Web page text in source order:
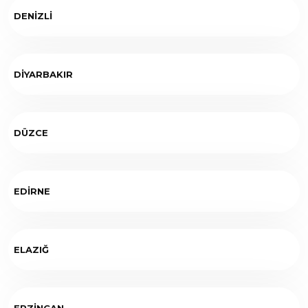
DENİZLİ
DİYARBAKIR
DÜZCE
EDİRNE
ELAZIĞ